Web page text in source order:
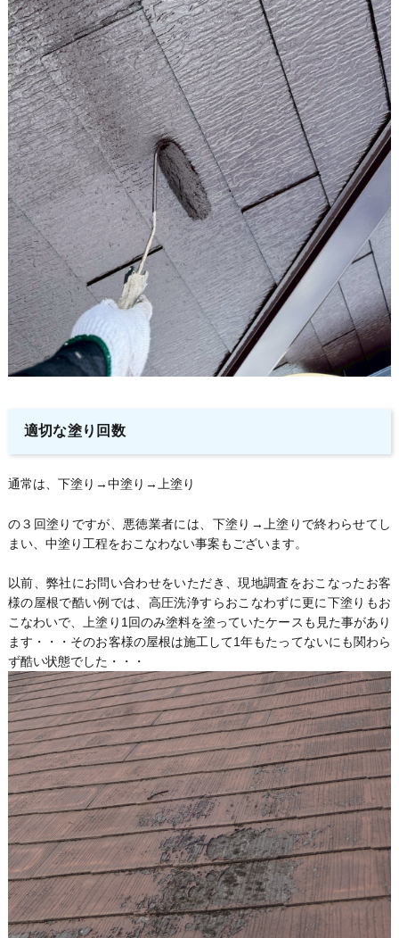
適切な塗り回数
通常は、下塗り→中塗り→上塗り
の３回塗りですが、悪徳業者には、下塗り→上塗りで終わらせてし
まい、中塗り工程をおこなわない事案もございます。
以前、弊社にお問い合わせをいただき、現地調査をおこなったお客
様の屋根で酷い例では、高圧洗浄すらおこなわずに更に下塗りもお
こなわいで、上塗り1回のみ塗料を塗っていたケースも見た事があり
ます・・・そのお客様の屋根は施工して1年もたってないにも関わら
ず酷い状態でした・・・